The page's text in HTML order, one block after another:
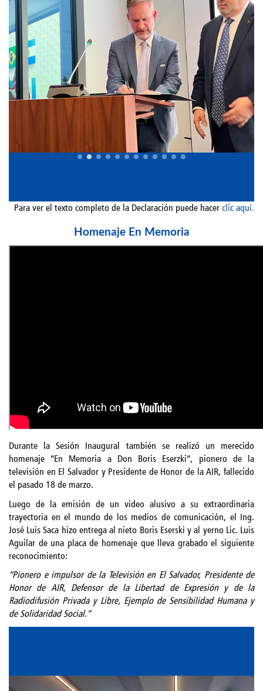
Para ver el texto completo de la Declaración puede hacer clic aquí.
Homenaje En Memoria
Durante la Sesión Inaugural también se realizó un merecido
homenaje “En Memoria a Don Boris Eserzki”, pionero de la
televisión en El Salvador y Presidente de Honor de la AIR, fallecido
el pasado 18 de marzo.
Luego de la emisión de un video alusivo a su extraordinaria
trayectoria en el mundo de los medios de comunicación, el Ing.
José Luis Saca hizo entrega al nieto Boris Eserski y al yerno Lic. Luis
Aguilar de una placa de homenaje que lleva grabado el siguiente
reconocimiento:
“Pionero e impulsor de la Televisión en El Salvador, Presidente de
Honor de AIR, Defensor de la Libertad de Expresión y de la
Radiodifusión Privada y Libre, Ejemplo de Sensibilidad Humana y
de Solidaridad Social.”